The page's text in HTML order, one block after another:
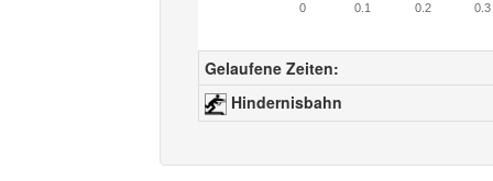
0 0.1 0.2 0.3
Gelaufene Zeiten:
Hindernisbahn